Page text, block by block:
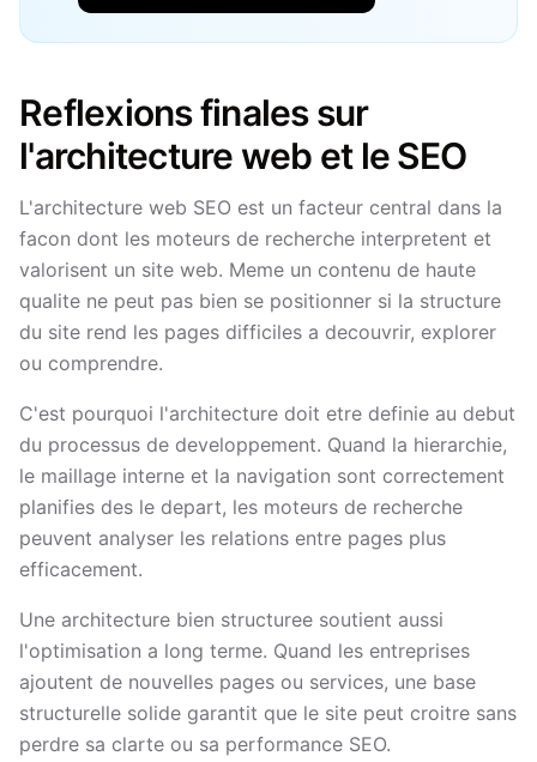
Reflexions finales sur
l'architecture web et le SEO
L'architecture web SEO est un facteur central dans la
facon dont les moteurs de recherche interpretent et
valorisent un site web. Meme un contenu de haute
qualite ne peut pas bien se positionner si la structure
du site rend les pages difficiles a decouvrir, explorer
ou comprendre.
C'est pourquoi l'architecture doit etre definie au debut
du processus de developpement. Quand la hierarchie,
le maillage interne et la navigation sont correctement
planifies des le depart, les moteurs de recherche
peuvent analyser les relations entre pages plus
efficacement.
Une architecture bien structuree soutient aussi
l'optimisation a long terme. Quand les entreprises
ajoutent de nouvelles pages ou services, une base
structurelle solide garantit que le site peut croitre sans
perdre sa clarte ou sa performance SEO.